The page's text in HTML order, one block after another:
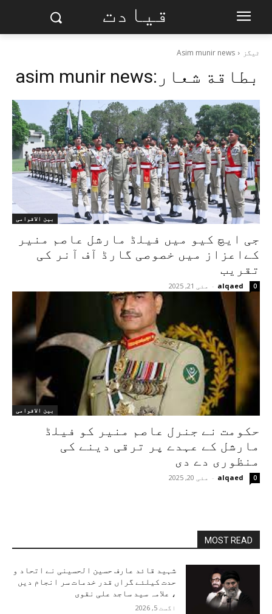
قیادت
ٹیگز Asim munir news
بطاقة شعار:asim munir news
بین الاقوامی
جی ایچ کیو میں فیلڈ مارشل عاصم منیر
کےاعزاز میں خصوصی گارڈ آف آنر کی
تقریب
alqaed
- مئی 21, 2025 0
بین الاقوامی
حکومت نے جنرل عاصم منیر کو فیلڈ
مارشل کے عہدے پر ترقی دینے کی
منظوری دے دی
alqaed
- مئی 20, 2025 0
MOST READ
شہید قائد عارف حسین الحسینی نے اتحاد و
حدت کیلئے گراں قدر خدمات سر انجام دیں
، علامہ سید ساجد علی نقوی
اگست 5, 2026